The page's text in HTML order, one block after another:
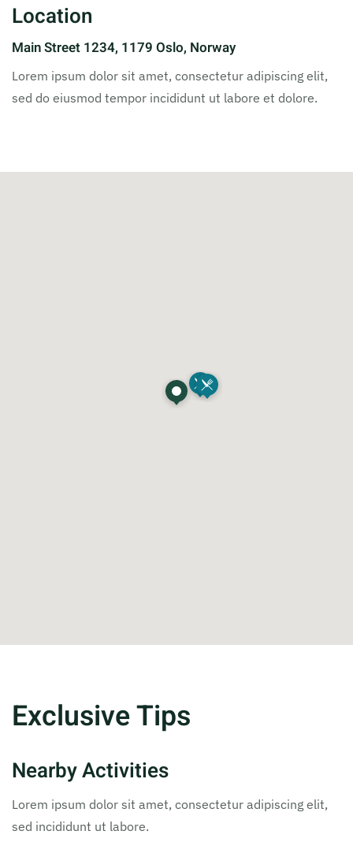
Location
Main Street 1234, 1179 Oslo, Norway
Lorem ipsum dolor sit amet, consectetur adipiscing elit,
sed do eiusmod tempor incididunt ut labore et dolore.
Exclusive Tips
Nearby Activities
Lorem ipsum dolor sit amet, consectetur adipiscing elit,
sed incididunt ut labore.